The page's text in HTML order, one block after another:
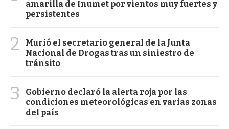
amarilla de Inumet por vientos muy fuertes y
persistentes
2
Murió el secretario general de la Junta
Nacional de Drogas tras un siniestro de
tránsito
3
Gobierno declaró la alerta roja por las
condiciones meteorológicas en varias zonas
del país